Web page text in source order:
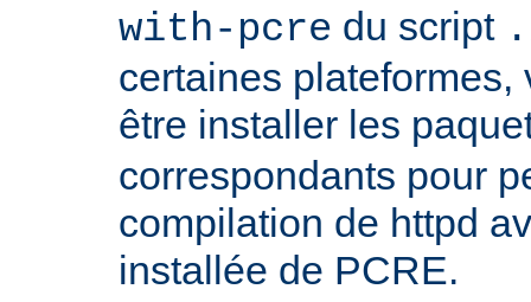
with-pcre du script
certaines plateformes,
être installer les
correspondants pour
compilation de httpd
installée de PCRE.